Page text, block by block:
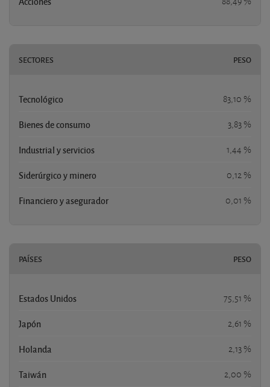
SECTORES PESO
Tecnológico 83,10 %
Bienes de consumo 3,83 %
Industrial y servicios 1,44 %
Siderúrgico y minero 0,12 %
Financiero y asegurador 0,01 %
PAÍSES PESO
Estados Unidos 75,51 %
Japón 2,61 %
Holanda 2,13 %
Taiwán 2,00 %